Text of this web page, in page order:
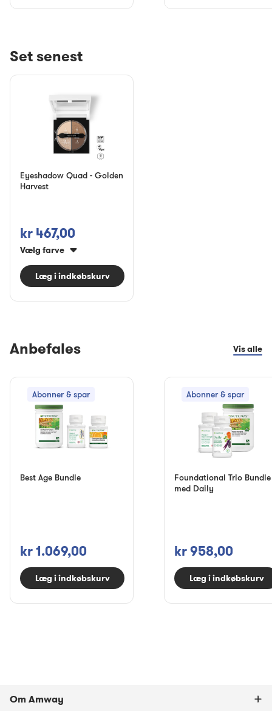
Set senest
Eyeshadow Quad - Golden
Harvest
kr 467,00
Vælg farve
Læg i indkøbskurv
Anbefales Vis alle
Abonner & spar
Best Age Bundle
kr 1.069,00
Læg i indkøbskurv
Abonner & spar
Foundational Trio Bundle
med Daily
kr 958,00
Læg i indkøbskurv
Om Amway